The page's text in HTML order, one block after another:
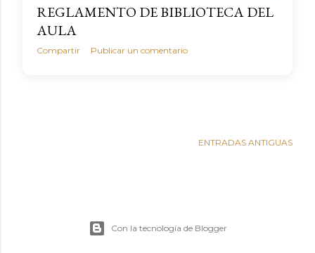
REGLAMENTO DE BIBLIOTECA DEL
AULA
Compartir Publicar un comentario
ENTRADAS ANTIGUAS
Con la tecnología de Blogger